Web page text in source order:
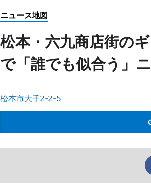
ニュース地図
松本・六九商店街の
で「誰でも似合う」
松本市大手2-2-5